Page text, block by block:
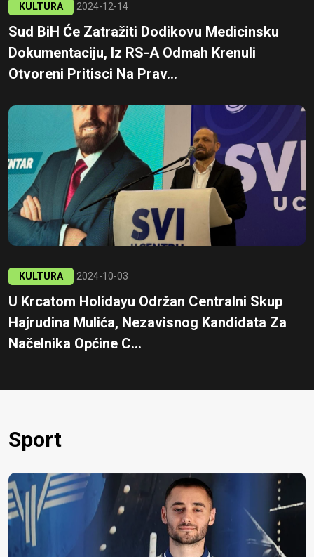
KULTURA 2024-12-14
Sud BiH Će Zatražiti Dodikovu Medicinsku
Dokumentaciju, Iz RS-A Odmah Krenuli
Otvoreni Pritisci Na Prav...
KULTURA 2024-10-03
U Krcatom Holidayu Održan Centralni Skup
Hajrudina Mulića, Nezavisnog Kandidata Za
Načelnika Općine C...
Sport